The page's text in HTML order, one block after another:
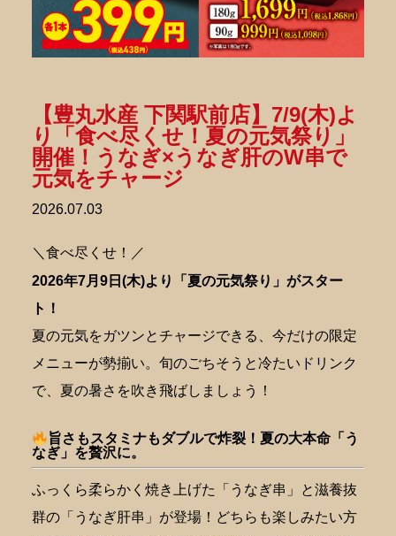
2026.07.03
【豊丸水産 下関駅前店】7/9(木)よ
り「食べ尽くせ！夏の元気祭り」
開催！うなぎ×うなぎ肝のW串で
元気をチャージ
＼食べ尽くせ！／
2026年7月9日(木)より「夏の元気祭り」がスター
ト！
夏の元気をガツンとチャージできる、今だけの限定
メニューが勢揃い。旬のごちそうと冷たいドリンク
で、夏の暑さを吹き飛ばしましょう！
旨さもスタミナもダブルで炸裂！夏の大本命「う
なぎ」を贅沢に。
ふっくら柔らかく焼き上げた「うなぎ串」と滋養抜
群の「うなぎ肝串」が登場！どちらも楽しみたい方